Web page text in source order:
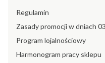
Regulamin
Zasady promocji w dniach
Program lojalnościowy
Harmonogram pracy sklepu